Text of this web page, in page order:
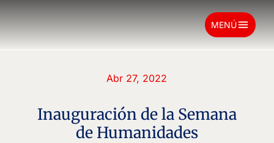
MENÚmenu
Abr 27, 2022
Inauguración de la Semana
de Humanidades